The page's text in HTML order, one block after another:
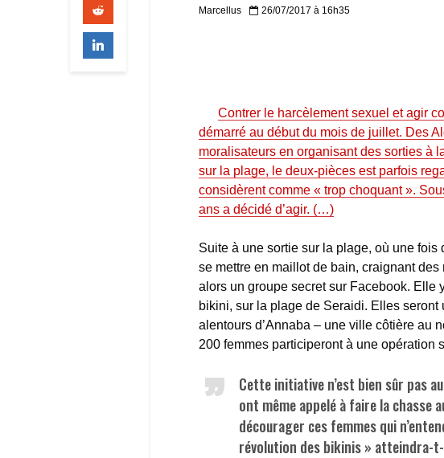
Marcellus 26/07/2017 à 16h35
Contrer le harcèlement sexuel et agir
démarré au début du mois de juillet. Des
moralisateurs en organisant des sorties à
sur la plage, le deux-pièces est parfois
considèrent comme « trop choquant ».
ans a décidé d’agir. (…)
Suite à une sortie sur la plage, où une fois
se mettre en maillot de bain, craignant
alors un groupe secret sur Facebook. Elle
bikini, sur la plage de Seraidi. Elles
alentours d’Annaba – une ville côtière au
200 femmes participeront à une
Cette initiative n’est bien sûr pas
ont même appelé à faire la chasse
décourager ces femmes qui
révolution des bikinis » atteindra-t-